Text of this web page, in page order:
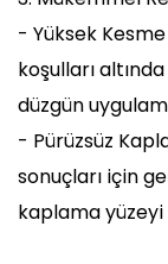
- Yüksek Kesme
koşulları
düzgün
- Pürüzsüz
sonuçları için
kaplama yüzeyi